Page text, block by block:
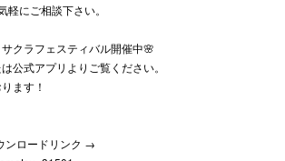
にご相談下さい。
クラフェスティバル開催中🌸
式アプリよりご覧ください。
ます！
ンロードリンク →